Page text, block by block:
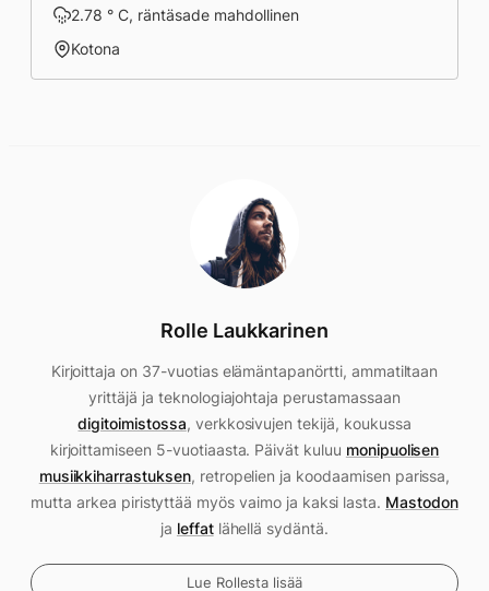
2.78 ° C, räntäsade mahdollinen
Kotona
Rolle Laukkarinen
Kirjoittaja on 37-vuotias elämäntapanörtti, ammatiltaan
yrittäjä ja teknologiajohtaja perustamassaan
digitoimistossa, verkkosivujen tekijä, koukussa
kirjoittamiseen 5-vuotiaasta. Päivät kuluu monipuolisen
musiikkiharrastuksen, retropelien ja koodaamisen parissa,
mutta arkea piristyttää myös vaimo ja kaksi lasta. Mastodon
ja leffatlähellä sydäntä.
Lue Rollesta lisää